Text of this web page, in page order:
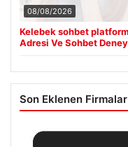
Son Eklenen Firmalar